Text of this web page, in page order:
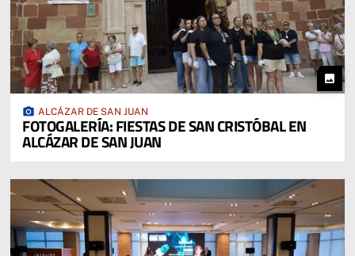
photo
photo_camera ALCÁZAR DE SAN JUAN
FOTOGALERÍA: FIESTAS DE SAN CRISTÓBAL EN
ALCÁZAR DE SAN JUAN